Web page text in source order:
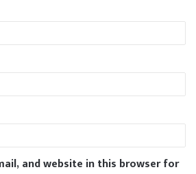
and website in this browser for